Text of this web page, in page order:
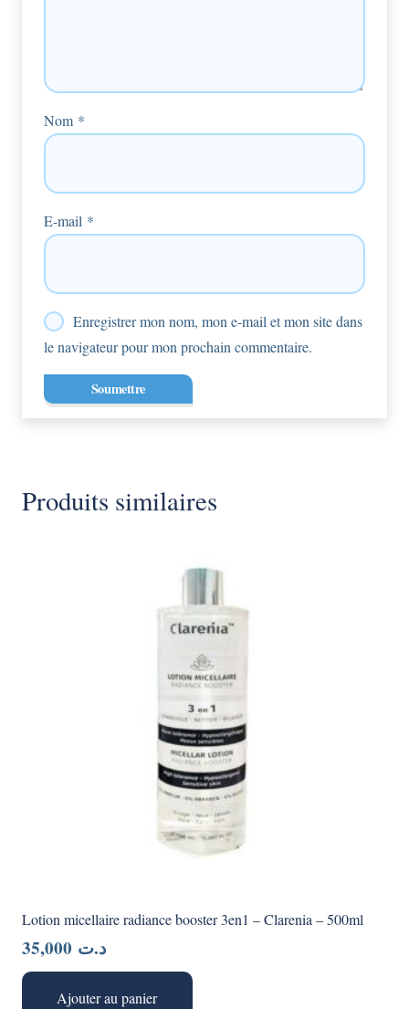
Nom *
E-mail *
Enregistrer mon nom, mon e-mail et mon site dans
le navigateur pour mon prochain commentaire.
Produits similaires
Lotion micellaire radiance booster 3en1 – Clarenia – 500ml
د.ت
Ajouter au panier